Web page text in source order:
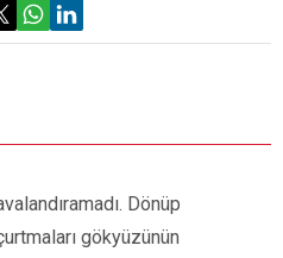
Dönüp
gökyüzünün